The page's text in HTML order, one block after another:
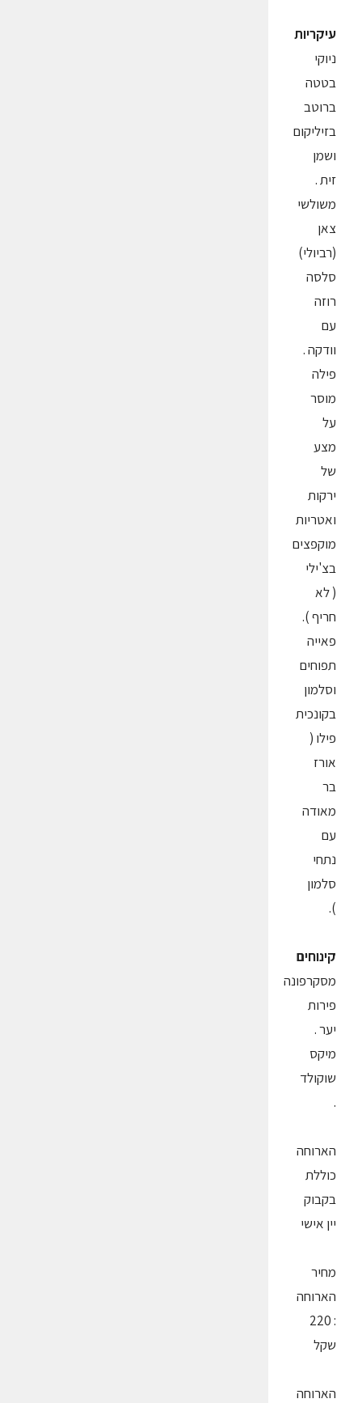
עיקריות
ניוקי
בטטה
ברוטב
בזיליקום
ושמן
זית .
משולשי
צאן
(רביולי)
סלסה
רוזה
עם
וודקה .
פילה
מוסר
על
מצע
של
ירקות
ואטריות
מוקפצים
בצ'ילי
( לא
חריף ).
פאייה
תפוחים
וסלמון
בקונכית
פילו (
אורז
בר
מאודה
עם
נתחי
סלמון
).
קינוחים
מסקרפונה
פירות
יער .
מיקס
שוקולד
.
הארוחה
כוללת
בקבוק
יין אישי
מחיר
הארוחה
: 220
שקל
הארוחה